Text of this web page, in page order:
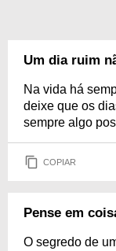
Um dia ruim
Na vida há
deixe que os
sempre algo
COPIAR
Pense em
O segredo de